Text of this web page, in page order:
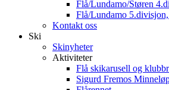
Flå/Lundamo/Støren
Flå/Lundamo
Kontakt oss
Ski
Skinyheter
Aktiviteter
Flå skikarusell og
Sigurd Fremos